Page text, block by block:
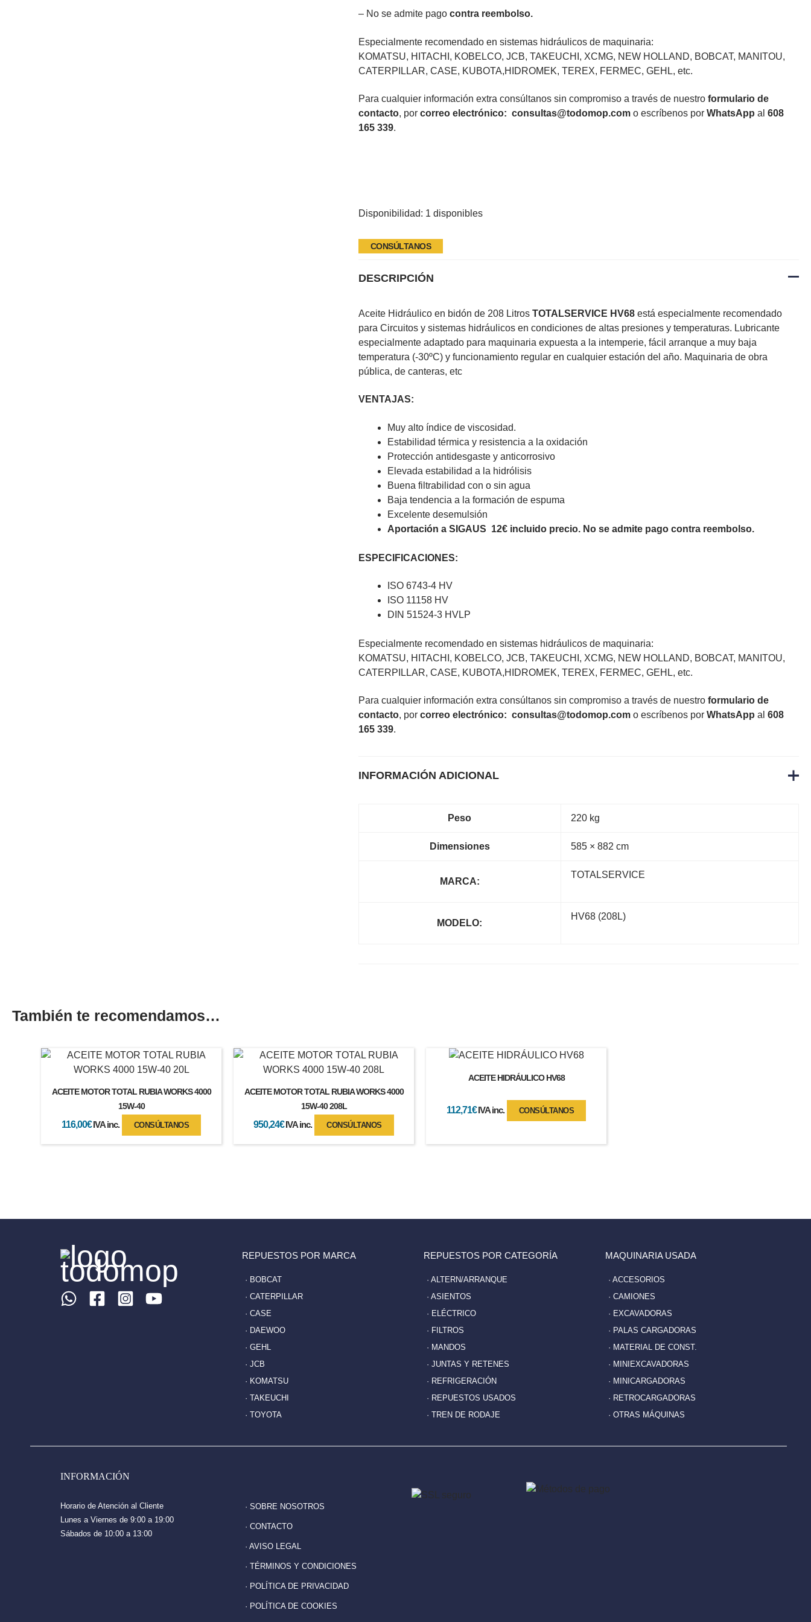
– No se admite pago contra reembolso.
Especialmente recomendado en sistemas hidráulicos de maquinaria:
KOMATSU, HITACHI, KOBELCO, JCB, TAKEUCHI, XCMG, NEW HOLLAND, BOBCAT, MANITOU,
CATERPILLAR, CASE, KUBOTA,HIDROMEK, TEREX, FERMEC, GEHL, etc.
Para cualquier información extra consúltanos sin compromiso a través de nuestro formulario de
contacto, por correo electrónico: consultas@todomop.como escríbenos por WhatsApp al 608
165 339.
Disponibilidad: 1 disponibles
CONSÚLTANOS
DESCRIPCIÓN
Aceite Hidráulico en bidón de 208 Litros TOTALSERVICE HV68está especialmente recomendado
para Circuitos y sistemas hidráulicos en condiciones de altas presiones y temperaturas. Lubricante
especialmente adaptado para maquinaria expuesta a la intemperie, fácil arranque a muy baja
temperatura (-30ºC) y funcionamiento regular en cualquier estación del año. Maquinaria de obra
pública, de canteras, etc
VENTAJAS:
Muy alto índice de viscosidad.
Estabilidad térmica y resistencia a la oxidación
Protección antidesgaste y anticorrosivo
Elevada estabilidad a la hidrólisis
Buena filtrabilidad con o sin agua
Baja tendencia a la formación de espuma
Excelente desemulsión
Aportación a SIGAUS 12€ incluido precio. No se admite pago contra reembolso.
ESPECIFICACIONES:
ISO 6743-4 HV
ISO 11158 HV
DIN 51524-3 HVLP
Especialmente recomendado en sistemas hidráulicos de maquinaria:
KOMATSU, HITACHI, KOBELCO, JCB, TAKEUCHI, XCMG, NEW HOLLAND, BOBCAT, MANITOU,
CATERPILLAR, CASE, KUBOTA,HIDROMEK, TEREX, FERMEC, GEHL, etc.
Para cualquier información extra consúltanos sin compromiso a través de nuestro formulario de
contacto, por correo electrónico: consultas@todomop.como escríbenos por WhatsApp al 608
165 339.
INFORMACIÓN ADICIONAL
Peso 220 kg
Dimensiones 585 × 882 cm
MARCA:
TOTALSERVICE
MODELO:
HV68 (208L)
También te recomendamos…
ACEITE MOTOR TOTAL RUBIA WORKS 4000
15W-40
116,00€ IVA inc. CONSÚLTANOS
ACEITE MOTOR TOTAL RUBIA WORKS 4000
15W-40 208L
950,24€ IVA inc. CONSÚLTANOS
ACEITE HIDRÁULICO HV68
112,71€IVA inc. CONSÚLTANOS
REPUESTOS POR MARCA
· BOBCAT
· CATERPILLAR
· CASE
· DAEWOO
· GEHL
· JCB
· KOMATSU
· TAKEUCHI
· TOYOTA
REPUESTOS POR CATEGORÍA
· ALTERN/ARRANQUE
· ASIENTOS
· ELÉCTRICO
· FILTROS
· MANDOS
· JUNTAS Y RETENES
· REFRIGERACIÓN
· REPUESTOS USADOS
· TREN DE RODAJE
MAQUINARIA USADA
· ACCESORIOS
· CAMIONES
· EXCAVADORAS
· PALAS CARGADORAS
· MATERIAL DE CONST.
· MINIEXCAVADORAS
· MINICARGADORAS
· RETROCARGADORAS
· OTRAS MÁQUINAS
INFORMACIÓN
Horario de Atención al Cliente
Lunes a Viernes de 9:00 a 19:00
Sábados de 10:00 a 13:00
· SOBRE NOSOTROS
· CONTACTO
· AVISO LEGAL
· TÉRMINOS Y CONDICIONES
· POLÍTICA DE PRIVACIDAD
· POLÍTICA DE COOKIES